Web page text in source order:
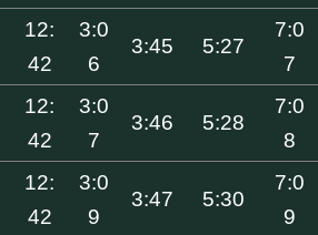
12:
42
3:0
6
3:45 5:27
7:0
7
12:
42
3:0
7
3:46 5:28
7:0
8
12:
42
3:0
9
3:47 5:30
7:0
9